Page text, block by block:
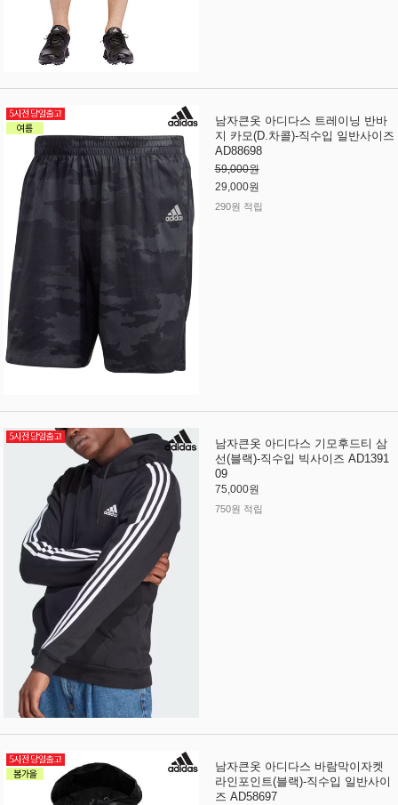
남자큰옷 아디다스 트레이닝 반바
지 카모(D.차콜)-직수입 일반사이즈
AD88698
59,000원
29,000원
290원 적립
남자큰옷 아디다스 기모후드티 삼
선(블랙)-직수입 빅사이즈 AD1391
09
75,000원
750원 적립
남자큰옷 아디다스 바람막이자켓
라인포인트(블랙)-직수입 일반사이
즈 AD58697